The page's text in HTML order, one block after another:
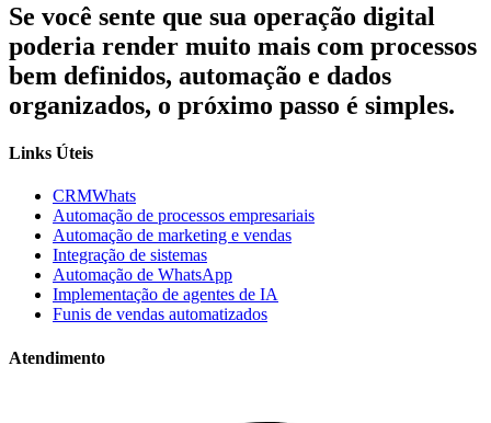
Se você sente que sua operação digital
poderia render muito mais com processos
bem definidos, automação e dados
organizados, o próximo passo é simples.
Links Úteis
CRMWhats
Automação de processos empresariais
Automação de marketing e vendas
Integração de sistemas
Automação de WhatsApp
Implementação de agentes de IA
Funis de vendas automatizados
Atendimento